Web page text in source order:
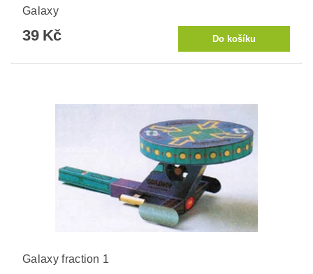
Galaxy
39 Kč
Galaxy fraction 1